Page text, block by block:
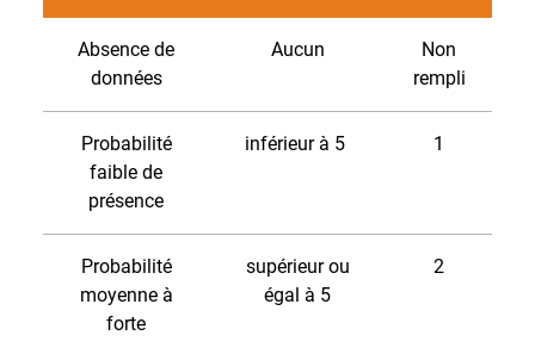
Absence de
données
Aucun
Non
rempli
Probabilité
faible de
présence
inférieur à 5 1
Probabilité
moyenne à
forte
supérieur ou
égal à 5
2